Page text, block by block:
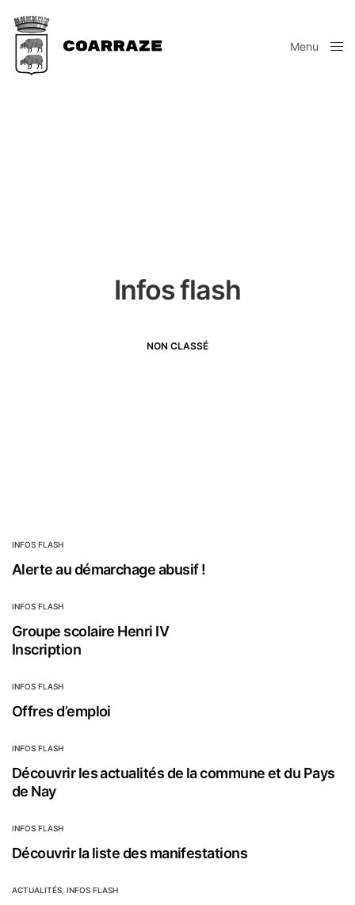
Menu
Infos flash
NON CLASSÉ
INFOS FLASH
Alerte au démarchage abusif !
INFOS FLASH
Groupe scolaire Henri IV
Inscription
INFOS FLASH
Offres d’emploi
INFOS FLASH
Découvrir les actualités de la commune et du Pays
de Nay
INFOS FLASH
Découvrir la liste des manifestations
ACTUALITÉS INFOS FLASH